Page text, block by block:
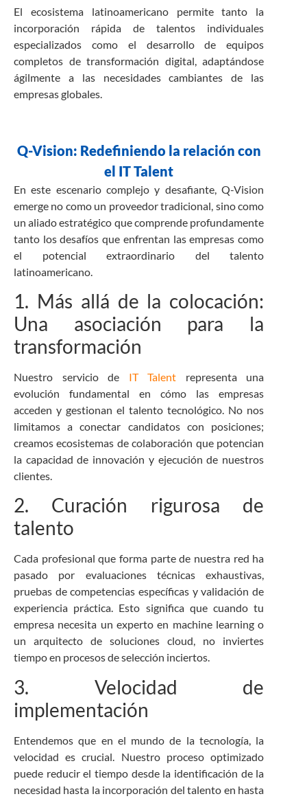
El ecosistema latinoamericano permite tanto la
incorporación rápida de talentos individuales
especializados como el desarrollo de equipos
completos de transformación digital, adaptándose
ágilmente a las necesidades cambiantes de las
empresas globales.
Q-Vision: Redefiniendo la relación con
el IT Talent
En este escenario complejo y desafiante, Q-Vision
emerge no como un proveedor tradicional, sino como
un aliado estratégico que comprende profundamente
tanto los desafíos que enfrentan las empresas como
el potencial extraordinario del talento
latinoamericano.
1. Más allá de la colocación:
Una asociación para la
transformación
Nuestro servicio de IT Talent representa una
evolución fundamental en cómo las empresas
acceden y gestionan el talento tecnológico. No nos
limitamos a conectar candidatos con posiciones;
creamos ecosistemas de colaboración que potencian
la capacidad de innovación y ejecución de nuestros
clientes.
2. Curación rigurosa de
talento
Cada profesional que forma parte de nuestra red ha
pasado por evaluaciones técnicas exhaustivas,
pruebas de competencias específicas y validación de
experiencia práctica. Esto significa que cuando tu
empresa necesita un experto en machine learning o
un arquitecto de soluciones cloud, no inviertes
tiempo en procesos de selección inciertos.
3. Velocidad de
implementación
Entendemos que en el mundo de la tecnología, la
velocidad es crucial. Nuestro proceso optimizado
puede reducir el tiempo desde la identificación de la
necesidad hasta la incorporación del talento en hasta